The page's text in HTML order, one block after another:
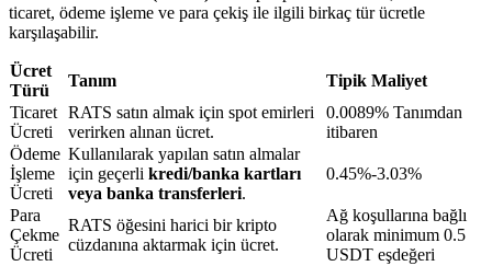
BTR sahiplerine özel yatırımlar
ticaret, ödeme işleme ve para çekiş ile ilgili birkaç tür ücretle
karşılaşabilir.
Ücret
Türü
Tanım
Tipik Maliyet
Ticaret
Ücreti
RATS satın almak için spot emirleri
verirken alınan ücret.
0.0089% Tanımdan
itibaren
Ödeme
İşleme
Ücreti
Kullanılarak yapılan satın almalar
için geçerli kredi/banka kartları
veya banka transferleri.
0.45%-3.03%
Para
Çekme
Ücreti
RATS öğesini harici bir kripto
cüzdanına aktarmak için ücret.
Ağ koşullarına bağlı
olarak minimum 0.5
USDT eşdeğeri